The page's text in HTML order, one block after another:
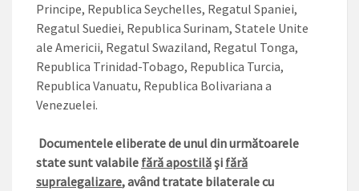
Principe, Republica Seychelles, Regatul Spaniei,
Regatul Suediei, Republica Surinam, Statele Unite
ale Americii, Regatul Swaziland, Regatul Tonga,
Republica Trinidad-Tobago, Republica Turcia,
Republica Vanuatu, Republica Bolivariana a
Venezuelei.
Documentele eliberate de unul din următoarele
state sunt valabile fără apostilăşi fără
supralegalizare, având tratate bilaterale cu